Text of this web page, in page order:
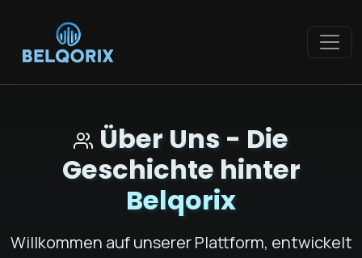
Über Uns - Die
Geschichte hinter
Belqorix
Willkommen auf unserer Plattform, entwickelt